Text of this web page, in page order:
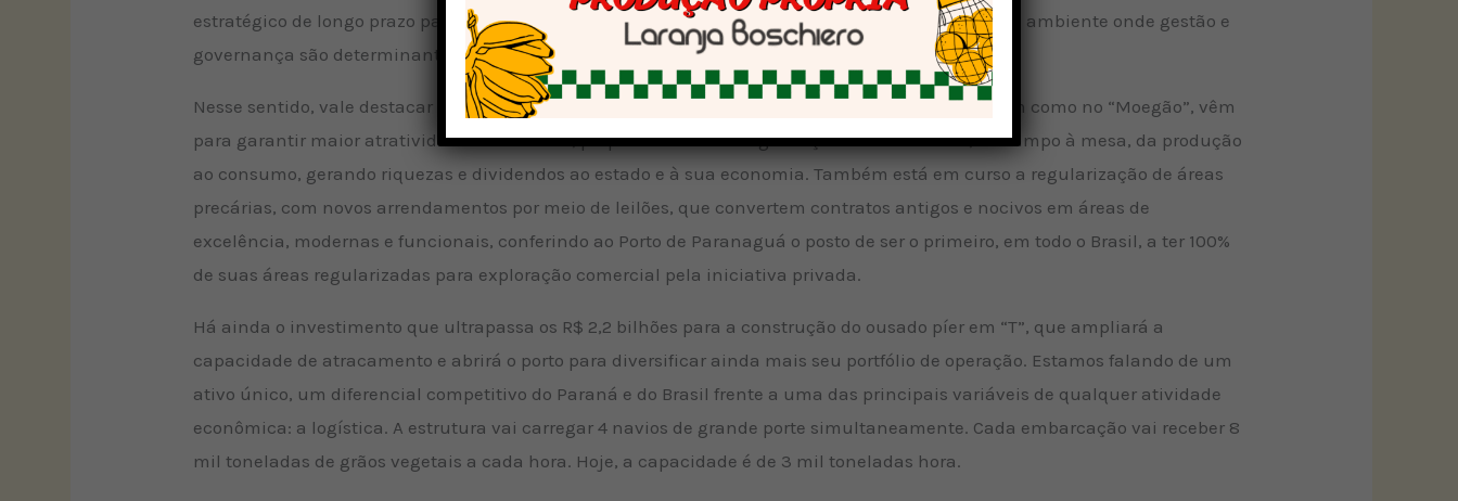
estratégico de longo prazo para evitar gargalos e enfrentar os novos desafios que estão por vir. Um ambiente onde gestão e
governança são determinantes não como opção, mas como condição à administração portuária.
Nesse sentido, vale destacar a concessão do canal de acesso. Inovação e protagonismo que, assim como no “Moegão”, vêm
para garantir maior atratividade ao terminal, proporcionar mais segurança e reduzir custos, do campo à mesa, da produção
ao consumo, gerando riquezas e dividendos ao estado e à sua economia. Também está em curso a regularização de áreas
precárias, com novos arrendamentos por meio de leilões, que convertem contratos antigos e nocivos em áreas de
excelência, modernas e funcionais, conferindo ao Porto de Paranaguá o posto de ser o primeiro, em todo o Brasil, a ter 100%
de suas áreas regularizadas para exploração comercial pela iniciativa privada.
Há ainda o investimento que ultrapassa os R$ 2,2 bilhões para a construção do ousado píer em “T”, que ampliará a
capacidade de atracamento e abrirá o porto para diversificar ainda mais seu portfólio de operação. Estamos falando de um
ativo único, um diferencial competitivo do Paraná e do Brasil frente a uma das principais variáveis de qualquer atividade
econômica: a logística. A estrutura vai carregar 4 navios de grande porte simultaneamente. Cada embarcação vai receber 8
mil toneladas de grãos vegetais a cada hora. Hoje, a capacidade é de 3 mil toneladas hora.